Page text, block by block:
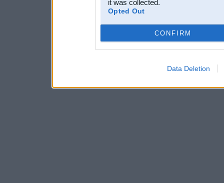
it was collected.
Opted Out
CONFIRM
Data Deletion